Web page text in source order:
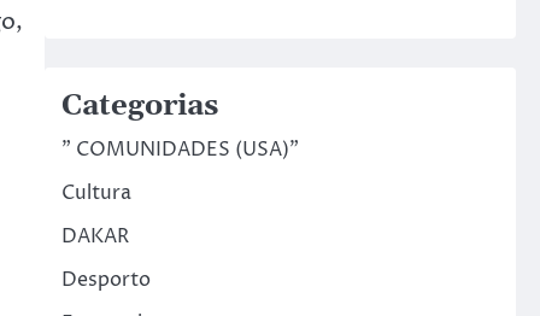
Categorias
" COMUNIDADES (USA)"
Cultura
DAKAR
Desporto